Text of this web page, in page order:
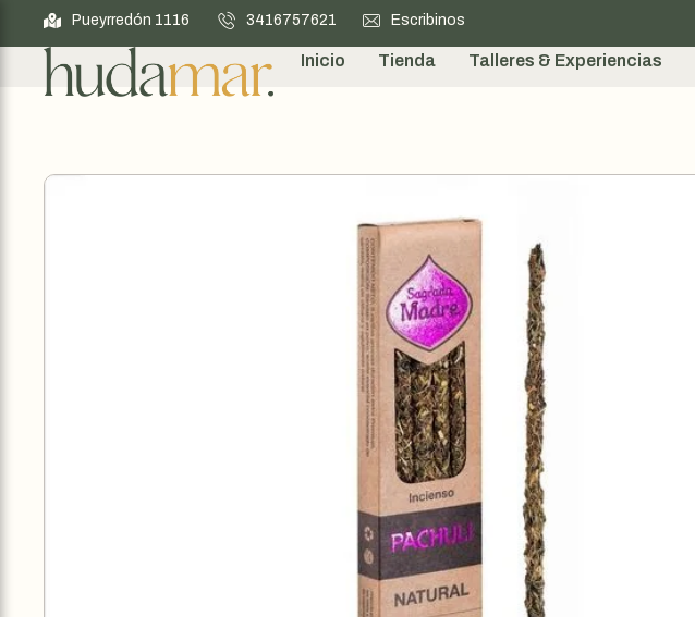
Pueyrredón 1116 3416757621 Escribinos
Inicio Tienda Talleres & Experiencias